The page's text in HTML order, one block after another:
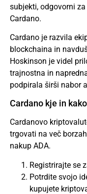
subjekti, odgovorni
Cardano.
Cardano je razvila
blockchaina in
Hoskinson je videl
trajnostna in
podpirala širši nabor
Cardano kje in
Cardanovo
trgovati na več
nakup ADA.
Registrirajte se
Potrdite svojo
kupujete